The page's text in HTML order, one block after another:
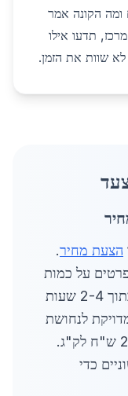
הקונה אמר
תדעו אילו
לא שוות את הזמן.
הצעת מחיר.
על כמות
הנחושת, סוגה ומיקום בירושלים. בתוך 2-4 שעות
מדויקת לנחושת
למחזור מחיר בירושלים, בין 28-35 ש"ח לק"ג.
כדי